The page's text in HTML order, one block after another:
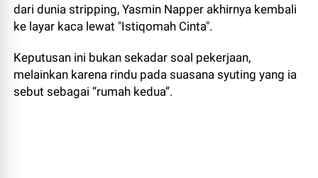
dari dunia stripping, Yasmin Napper akhirnya kembali
ke layar kaca lewat "Istiqomah Cinta".
Keputusan ini bukan sekadar soal pekerjaan,
melainkan karena rindu pada suasana syuting yang ia
sebut sebagai “rumah kedua”.